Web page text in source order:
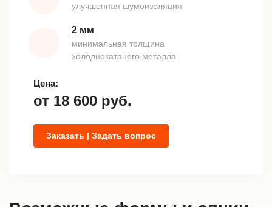
улучшенная шумоизоляция
2 мм
минимальная толщина
холоднокатаного металла
Цена:
от 18 600 руб.
Заказать | Задать вопрос